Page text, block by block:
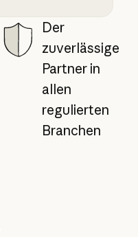
Der
zuverlässige
Partner in
allen
regulierten
Branchen